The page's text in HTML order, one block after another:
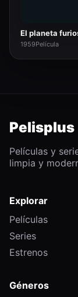
El planeta
1959Película
Pelisplus
Películas y
limpia y
Explorar
Películas
Series
Estrenos
Géneros